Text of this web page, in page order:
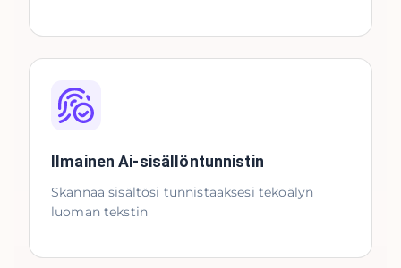
Ilmainen Ai-sisällöntunnistin
Skannaa sisältösi tunnistaaksesi tekoälyn
luoman tekstin